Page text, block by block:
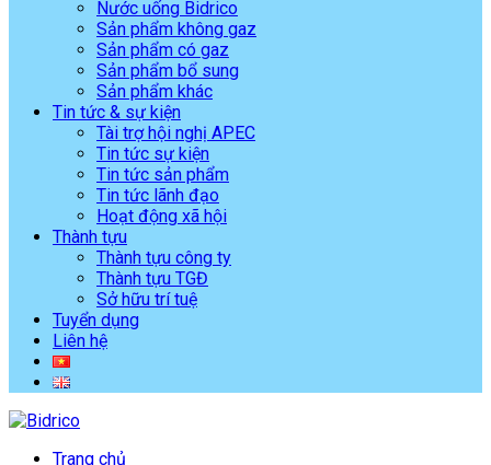
Nước uống Bidrico
Sản phẩm không gaz
Sản phẩm có gaz
Sản phẩm bổ sung
Sản phẩm khác
Tin tức & sự kiện
Tài trợ hội nghị APEC
Tin tức sự kiện
Tin tức sản phẩm
Tin tức lãnh đạo
Hoạt động xã hội
Thành tựu
Thành tựu công ty
Thành tựu TGĐ
Sở hữu trí tuệ
Tuyển dụng
Liên hệ
Trang chủ